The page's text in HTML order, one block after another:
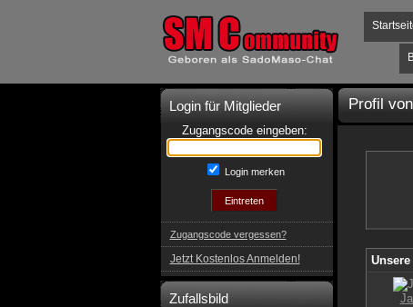
Login für Mitglieder
Zugangscode eingeben:
Login merken
Zugangscode vergessen?
Jetzt Kostenlos Anmelden!
Zufallsbild
Profil